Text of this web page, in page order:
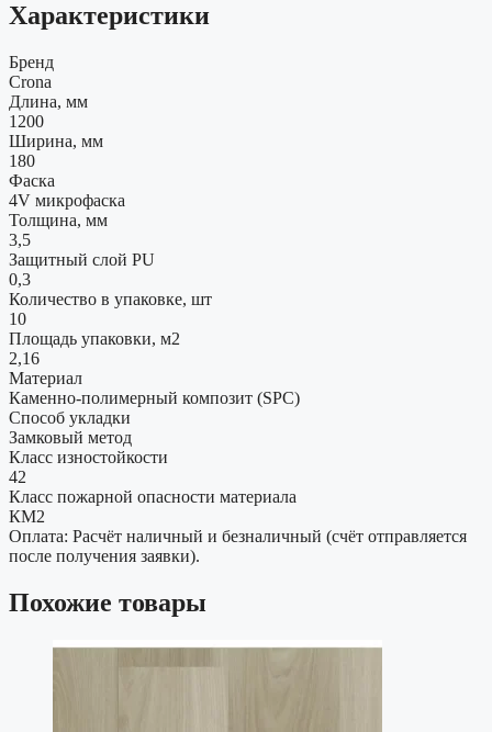
Характеристики
Бренд
Crona
Длина, мм
1200
Ширина, мм
180
Фаска
4V микрофаска
Толщина, мм
3,5
Защитный слой PU
0,3
Количество в упаковке, шт
10
Площадь упаковки, м2
2,16
Материал
Каменно-полимерный композит (SPC)
Способ укладки
Замковый метод
Класс изностойкости
42
Класс пожарной опасности материала
КМ2
Оплата: Расчёт наличный и безналичный (счёт отправляется
после получения заявки).
Похожие товары